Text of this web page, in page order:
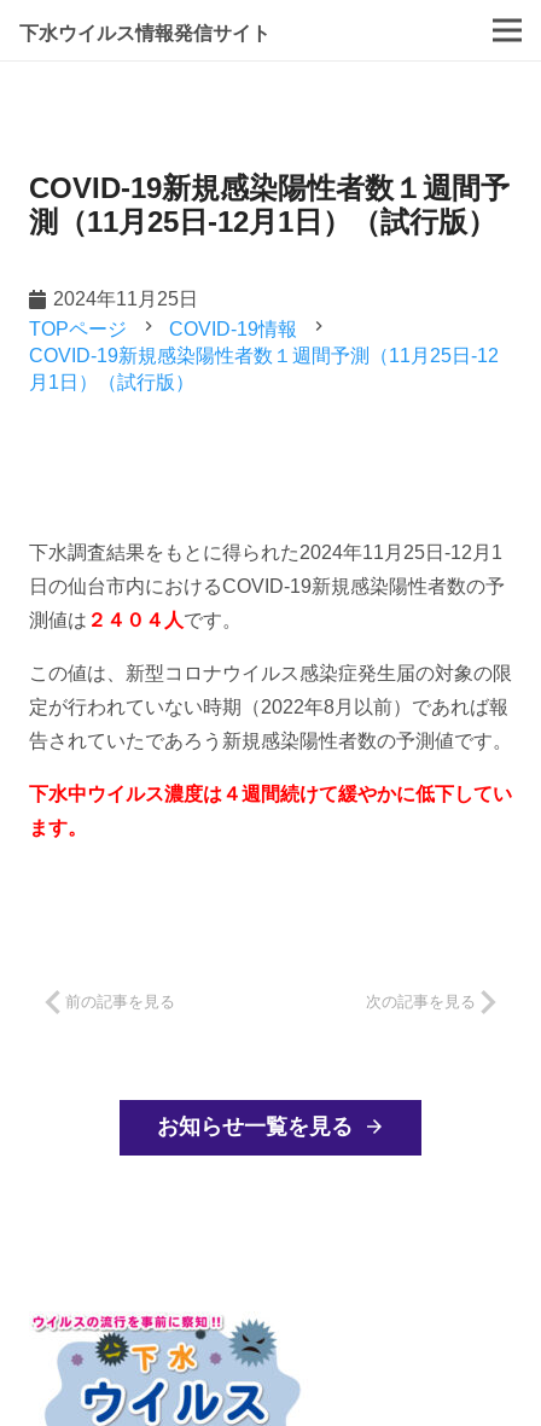
下水ウイルス情報発信サイト
COVID-19新規感染陽性者数１週間予
測（11月25日-12月1日）（試行版）
2024年11月25日
TOPページ
navigate_next COVID-19情報 navigate_next
COVID-19新規感染陽性者数１週間予測（11月25日-12
月1日）（試行版）
下水調査結果をもとに得られた2024年11月25日-12月1
日の仙台市内におけるCOVID-19新規感染陽性者数の予
測値は ２４０４人です。
この値は、新型コロナウイルス感染症発生届の対象の限
定が行われていない時期（2022年8月以前）であれば報
告されていたであろう新規感染陽性者数の予測値です。
下水中ウイルス濃度は４週間続けて緩やかに低下してい
ます。
前の記事を見る 次の記事を見る
お知らせ一覧を見る arrow_forward